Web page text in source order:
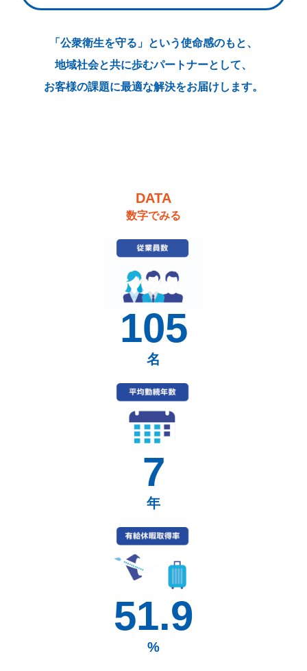
「公衆衛生を守る」という使命感のもと、
地域社会と共に歩むパートナーとして、
お客様の課題に最適な解決をお届けします。
DATA
数字でみる
名
105
年
7
%
51.9